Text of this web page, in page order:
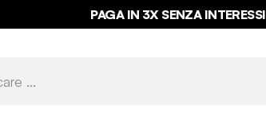
PAGA IN 3X SENZA INTERESSI